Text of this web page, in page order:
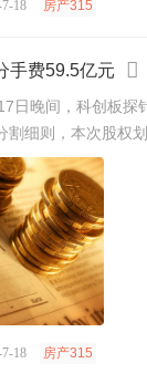
18 房产315
手费59.5亿元
日晚间，科创板
割细则，本次股权
18 房产315